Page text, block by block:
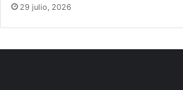
29 julio, 2026